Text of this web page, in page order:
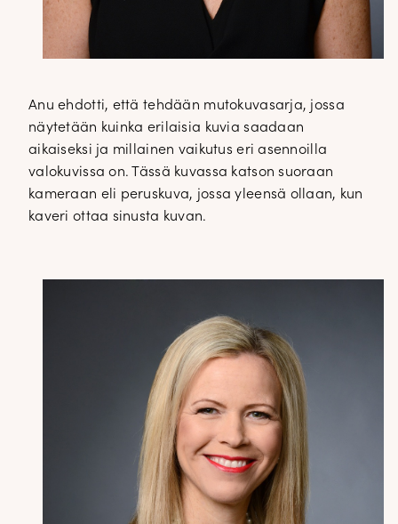
Anu ehdotti, että tehdään mutokuvasarja, jossa
näytetään kuinka erilaisia kuvia saadaan
aikaiseksi ja millainen vaikutus eri asennoilla
valokuvissa on. Tässä kuvassa katson suoraan
kameraan eli peruskuva, jossa yleensä ollaan, kun
kaveri ottaa sinusta kuvan.